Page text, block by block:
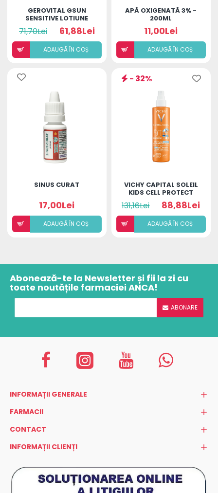
GEROVITAL GSUN
SENSITIVE LOTIUNE
PROTECTIE SOLARA
COPII SPF50+ 200ML
71,70Lei 61,88Lei
ADAUGÃ ÎN COȘ
APĂ OXIGENATĂ 3% -
200ML
11,00Lei
ADAUGÃ ÎN COȘ
SINUS CURAT
17,00Lei
ADAUGÃ ÎN COȘ
- 32%
VICHY CAPITAL SOLEIL
KIDS CELL PROTECT
SPRAY FLUID SPF 50
PENTRU COPII 200ML
131,16Lei 88,88Lei
ADAUGÃ ÎN COȘ
Abonează-te la Newsletter și fii la zi cu
toate noutățile farmaciei ANCA!
ABONARE
INFORMAȚII GENERALE
FARMACII
CONTACT
INFORMAȚII CLIENȚI